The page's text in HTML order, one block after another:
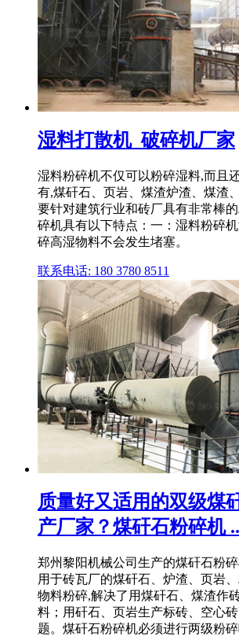
湿料打散机_破碎机厂家
湿料粉碎机不仅可以粉碎湿料,而且
有,煤矸石、页岩、煤渣炉渣、煤渣
要针对建筑行业和砖厂具有非常棒
碎机具有以下特点：一：湿料粉碎
碎高湿物料不会发生堵塞。
联系电话: 180 3780 8511
质量好又适用的双级煤
产厂家？煤矸石粉碎机
郑州黎阳机械公司生产的煤矸石粉
用于砖瓦厂的煤矸石、炉渣、页岩
物料粉碎,解决了用煤矸石、煤渣作
料；用矸石、页岩生产标砖、空心
题。煤矸石粉碎机必须进行两级粉碎